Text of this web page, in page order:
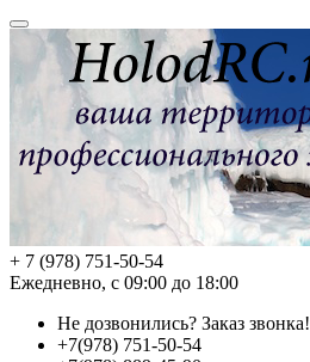
+ 7 (978) 751-50-54
Ежедневно, с 09:00 до 18:00
Не дозвонились? Заказ звонка!
+7(978) 751-50-54